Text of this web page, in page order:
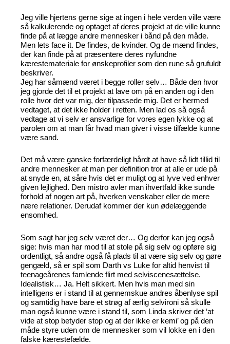
Jeg ville hjertens gerne sige at ingen i hele verden ville være
så kalkulerende og optaget af deres projekt at de ville kunne
finde på at lægge andre mennesker i bånd på den måde.
Men lets face it. De findes, de kvinder. Og de mænd findes,
der kan finde på at præsentere deres nyfundne
kærestemateriale for ønskeprofiler som den rune så grufuldt
beskriver.
Jeg har såmænd været i begge roller selv… Både den hvor
jeg gjorde det til et projekt at lave om på en anden og i den
rolle hvor det var mig, der tilpassede mig. Det er hermed
vedtaget, at det ikke holder i retten. Men lad os så også
vedtage at vi selv er ansvarlige for vores egen lykke og at
parolen om at man får hvad man giver i visse tilfælde kunne
være sand.
Det må være ganske forfærdeligt hårdt at have så lidt tillid til
andre mennesker at man per definition tror at alle er ude på
at snyde en, at såre hvis det er muligt og at lyve ved enhver
given lejlighed. Den mistro avler man ihvertfald ikke sunde
forhold af nogen art på, hverken venskaber eller de mere
nære relationer. Derudaf kommer der kun ødelæggende
ensomhed.
Som sagt har jeg selv været der… Og derfor kan jeg også
sige: hvis man har mod til at stole på sig selv og opføre sig
ordentligt, så andre også få plads til at være sig selv og gøre
gengæld, så er spil som Darth vs Luke for altid henvist til
teenageårenes famlende flirt med selviscenesættelse.
Idealistisk… Ja. Helt sikkert. Men hvis man med sin
intelligens er i stand til at gennemskue andres åbenlyse spil
og samtidig have bare et strøg af ærlig selvironi så skulle
man også kunne være i stand til, som Linda skriver det ‘at
vide at stop betyder stop og at der ikke er kemi’ og på den
måde styre uden om de mennesker som vil lokke en i den
falske kærestefælde.